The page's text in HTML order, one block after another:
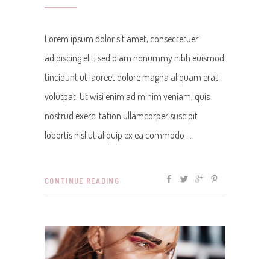
Lorem ipsum dolor sit amet, consectetuer
adipiscing elit, sed diam nonummy nibh euismod
tincidunt ut laoreet dolore magna aliquam erat
volutpat. Ut wisi enim ad minim veniam, quis
nostrud exerci tation ullamcorper suscipit
lobortis nisl ut aliquip ex ea commodo
CONTINUE READING